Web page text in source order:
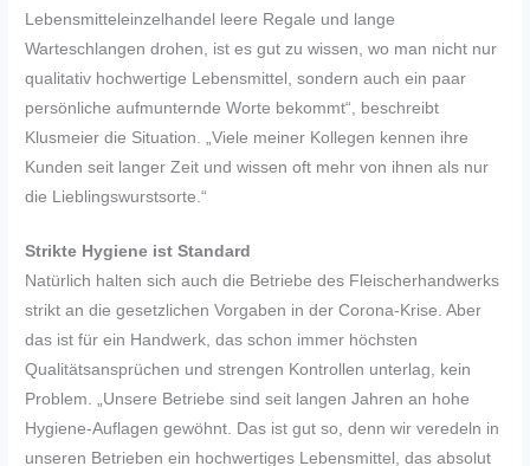
Lebensmitteleinzelhandel leere Regale und lange
Warteschlangen drohen, ist es gut zu wissen, wo man nicht nur
qualitativ hochwertige Lebensmittel, sondern auch ein paar
persönliche aufmunternde Worte bekommt“, beschreibt
Klusmeier die Situation. „Viele meiner Kollegen kennen ihre
Kunden seit langer Zeit und wissen oft mehr von ihnen als nur
die Lieblingswurstsorte.“
Strikte Hygiene ist Standard
Natürlich halten sich auch die Betriebe des Fleischerhandwerks
strikt an die gesetzlichen Vorgaben in der Corona-Krise. Aber
das ist für ein Handwerk, das schon immer höchsten
Qualitätsansprüchen und strengen Kontrollen unterlag, kein
Problem. „Unsere Betriebe sind seit langen Jahren an hohe
Hygiene-Auflagen gewöhnt. Das ist gut so, denn wir veredeln in
unseren Betrieben ein hochwertiges Lebensmittel, das absolut